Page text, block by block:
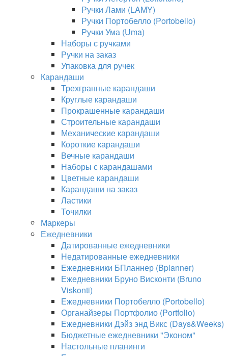
Ручки Лами (LAMY)
Ручки Портобелло (Portobello)
Ручки Ума (Uma)
Наборы с ручками
Ручки на заказ
Упаковка для ручек
Карандаши
Трехгранные карандаши
Круглые карандаши
Прокрашенные карандаши
Строительные карандаши
Механические карандаши
Короткие карандаши
Вечные карандаши
Наборы с карандашами
Цветные карандаши
Карандаши на заказ
Ластики
Точилки
Маркеры
Ежедневники
Датированные ежедневники
Недатированные ежедневники
Ежедневники БПланнер (Bplanner)
Ежедневники Бруно Висконти (Bruno
Viskonti)
Ежедневники Портобелло (Portobello)
Органайзеры Портфолио (Portfolio)
Ежедневники Дэйз энд Викс (Days&Weeks)
Бюджетные ежедневники "Эконом"
Настольные планинги